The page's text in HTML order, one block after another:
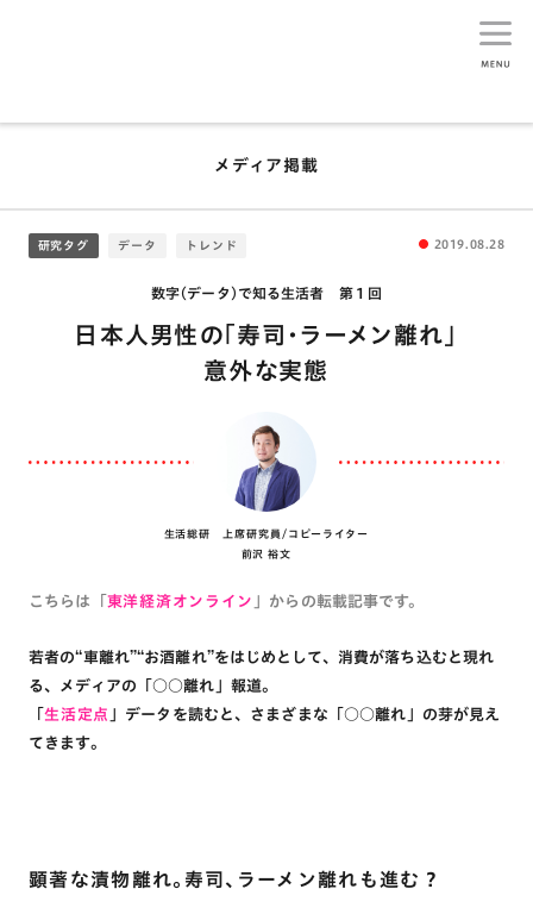
メディア掲載
研究タグ データ トレンド 2019.08.28
数字(データ)で知る生活者 第１回
日本人男性の｢寿司･ラーメン離れ｣
意外な実態
生活総研 上席研究員/コピーライター
前沢 裕文
こちらは「 東洋経済オンライン 」からの転載記事です。
若者の“車離れ”“お酒離れ”をはじめとして、消費が落ち込むと現れ
る、メディアの「○○離れ」報道。
「生活定点 」データを読むと、さまざまな「○○離れ」の芽が見え
てきます。
顕著な漬物離れ。寿司、ラーメン離れも進む？